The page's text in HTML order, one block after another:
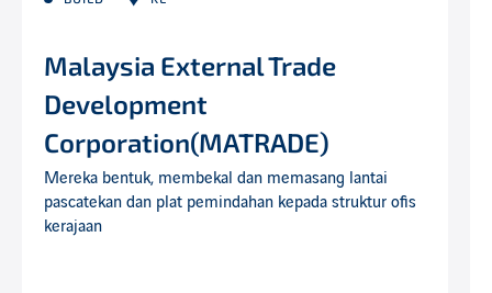
Malaysia External Trade
Development
Corporation(MATRADE)
Mereka bentuk, membekal dan memasang lantai
pascatekan dan plat pemindahan kepada struktur ofis
kerajaan